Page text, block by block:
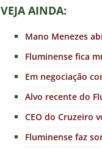
VEJA AINDA:
Mano Menezes
Fluminense fica
Em negociação
Alvo recente do
CEO do Cruzeiro
Fluminense faz